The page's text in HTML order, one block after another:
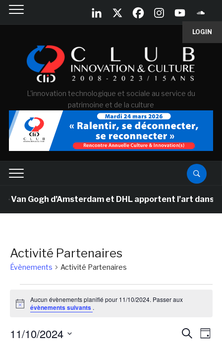
LOGIN
L'innovation technologique et sociale au service du
patrimoine et de la culture
Van Gogh d’Amsterdam et DHL apportent l’art dans
Activité Partenaires
Évènements Activité Partenaires
for
Notice
Aucun évènements planifié pour 11/10/2024. Passer aux
évènements suivants .
Jour
11/10/2024